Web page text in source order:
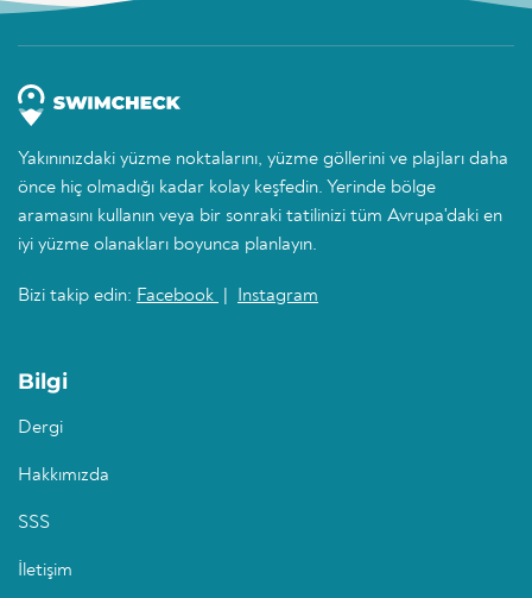
Yakınınızdaki yüzme noktalarını, yüzme göllerini ve plajları daha
önce hiç olmadığı kadar kolay keşfedin. Yerinde bölge
aramasını kullanın veya bir sonraki tatilinizi tüm Avrupa'daki en
iyi yüzme olanakları boyunca planlayın.
Bizi takip edin: Facebook Instagram
Bilgi
Dergi
Hakkımızda
SSS
İletişim